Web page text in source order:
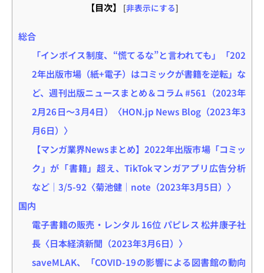
【目次】 [非表示にする]
総合
「インボイス制度、“慌てるな”と言われても」「202
2年出版市場（紙+電子）はコミックが書籍を逆転」な
ど、週刊出版ニュースまとめ＆コラム #561（2023年
2月26日～3月4日）〈HON.jp News Blog（2023年3
月6日）〉
【マンガ業界Newsまとめ】2022年出版市場「コミッ
ク」が「書籍」超え、TikTokマンガアプリ広告分析
など｜3/5-92〈菊池健｜note（2023年3月5日）〉
国内
電子書籍の販売・レンタル 16位 パピレス 松井康子社
長〈日本経済新聞（2023年3月6日）〉
saveMLAK、「COVID-19の影響による図書館の動向